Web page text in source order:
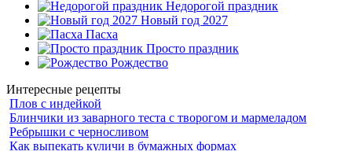
Недорогой праздник
Новый год 2027
Пасха
Просто праздник
Рождество
Интересные рецепты
Плов с индейкой
Блинчики из заварного теста с творогом и мармеладом
Ребрышки с черносливом
Как выпекать куличи в бумажных формах